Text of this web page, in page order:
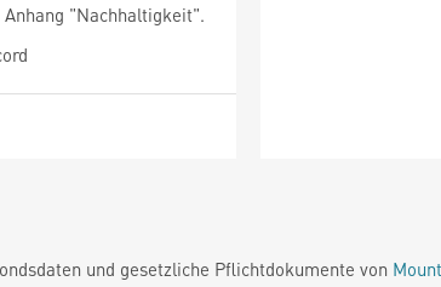
"Nachhaltigkeit".
und gesetzliche Pflichtdokumente von